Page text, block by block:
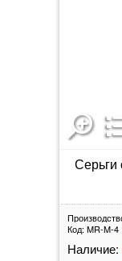
Серьги
Код: MR-M-4
Наличие: